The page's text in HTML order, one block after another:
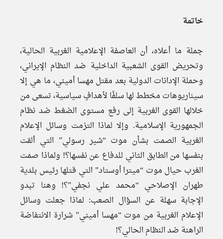
خاتمة
جملة ما أعلاه، أن العاصفة الإعلامية الغربية الحالية،
وتحريض القوى الشعبية الداخلية ضد النظام الإيراني،
وحملة الإدانات الدولية بعد مقتل مهسا أميني، ما هي إلا
سيناريوهات مخطط لها سلفًا لأهدافٍ سياسية، تسعى من
خلالها القوى الغربية إلى رفع مستوى الضغط ضد نظام
الجمهورية الإسلامية. وإلا لماذا التزمت وسائل الإعلام
الغربية الصمت بشأن موت “شير رسولي” التي ألقت
بنفسها من الطابق الثاني للدفاع عن نفسها؟! ولماذا صمت
الغرب حيال موت “ميترا أوستاد” التي قتلها رئيس بلدية
طهران الإصلاحي “محمد علي نجفي”؟! وهنا تبدو
الإجابة سهلة عن السؤال الصعب: لماذا جعلت وسائل
الإعلام الغربية من موت “مهسا أميني” شرارة الانتفاضة
الراهنة ضد النظام الحالي؟!